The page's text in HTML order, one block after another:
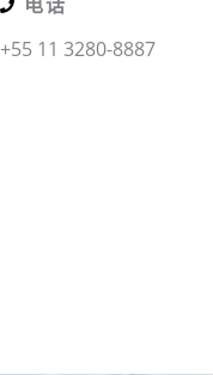
+55 11 3280-8887